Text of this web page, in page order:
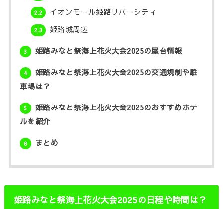
2.2 イオンモール姫路リバーシティ
2.3 姫路城周辺
3 姫路みなと祭海上花火大会2025の屋台情報
4
姫路みなと祭海上花火大会2025の交通規制や駐
車場は？
5
姫路みなと祭海上花火大会2025のおすすめホテ
ルを紹介
6 まとめ
姫路みなと祭海上花火大会2025の日程や時間は？